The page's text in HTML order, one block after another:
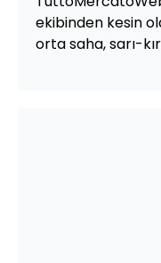
ekibinden kesin
orta saha, sarı-